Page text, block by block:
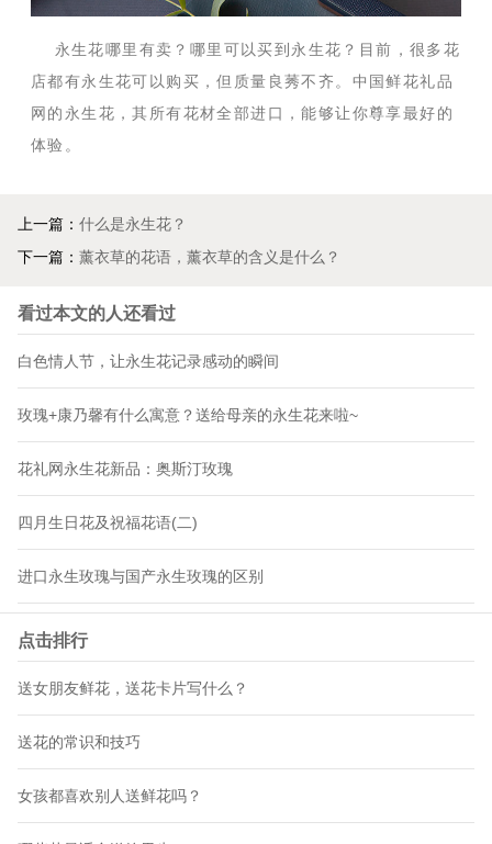
永生花哪里有卖？哪里可以买到永生花？目前，很多花
店都有永生花可以购买，但质量良莠不齐。中国鲜花礼品
网的永生花，其所有花材全部进口，能够让你尊享最好的
体验。
上一篇： 什么是永生花？
下一篇： 薰衣草的花语，薰衣草的含义是什么？
看过本文的人还看过
白色情人节，让永生花记录感动的瞬间
玫瑰+康乃馨有什么寓意？送给母亲的永生花来啦~
花礼网永生花新品：奥斯汀玫瑰
四月生日花及祝福花语(二)
进口永生玫瑰与国产永生玫瑰的区别
点击排行
送女朋友鲜花，送花卡片写什么？
送花的常识和技巧
女孩都喜欢别人送鲜花吗？